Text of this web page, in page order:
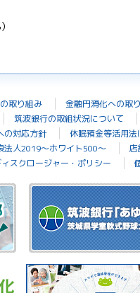
取り組み 金融円滑化への取
筑波銀行の取組状況について
の対応方針
休眠預金等活用
法人2019～ホワイト500～ 店
ィスクロージャー・ポリシー